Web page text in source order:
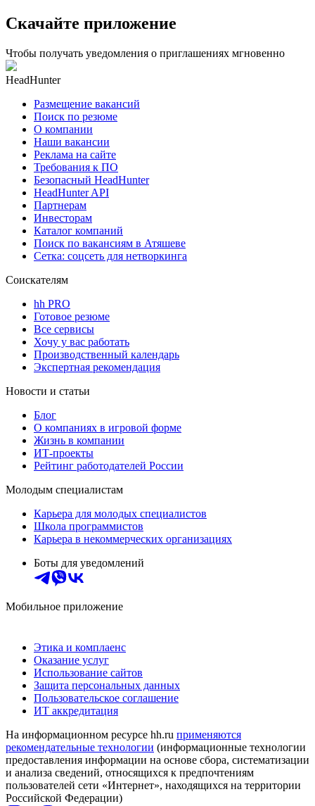
Скачайте приложение
Чтобы получать уведомления о приглашениях мгновенно
HeadHunter
Размещение вакансий
Поиск по резюме
О компании
Наши вакансии
Реклама на сайте
Требования к ПО
Безопасный HeadHunter
HeadHunter API
Партнерам
Инвесторам
Каталог компаний
Поиск по вакансиям в Атяшеве
Сетка: соцсеть для нетворкинга
Соискателям
hh PRO
Готовое резюме
Все сервисы
Хочу у вас работать
Производственный календарь
Экспертная рекомендация
Новости и статьи
Блог
О компаниях в игровой форме
Жизнь в компании
ИТ-проекты
Рейтинг работодателей России
Молодым специалистам
Карьера для молодых специалистов
Школа программистов
Карьера в некоммерческих организациях
Боты для уведомлений
Мобильное приложение
Этика и комплаенс
Оказание услуг
Использование сайтов
Защита персональных данных
Пользовательское соглашение
ИТ аккредитация
На информационном ресурсе hh.ru применяются
рекомендательные технологии (информационные технологии
предоставления информации на основе сбора, систематизации
и анализа сведений, относящихся к предпочтениям
пользователей сети «Интернет», находящихся на территории
Российской Федерации)